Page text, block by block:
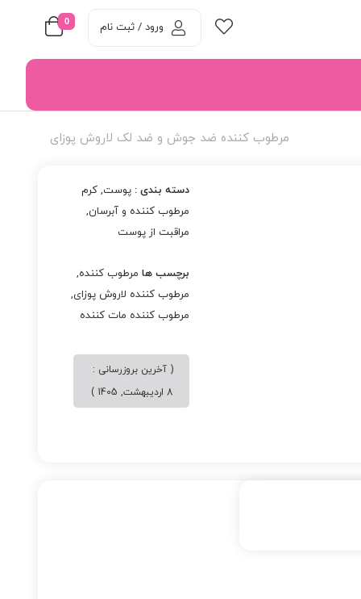
0 ورود / ثبت نام
مرطوب کننده ضد جوش و ضد لک لاروش پوزای
دسته بندی :پوست,کرم
مرطوب کننده و آبرسان,
مراقبت از پوست
برچسب ها مرطوب کننده,
مرطوب کننده لاروش پوزای,
مرطوب کننده مات کننده
( آخرین بروزرسانی :
8 اردیبهشت, 1405 )